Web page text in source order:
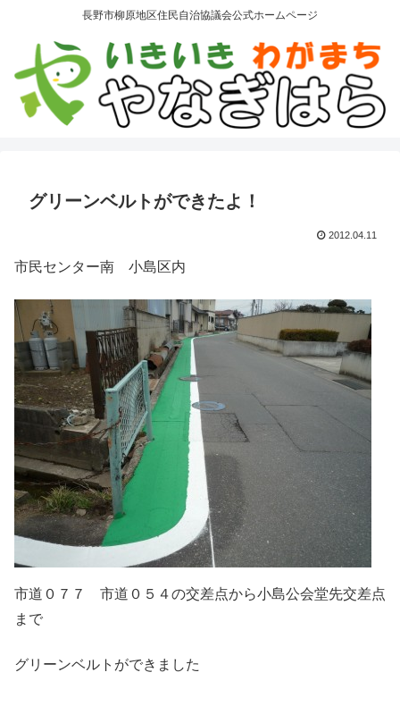
長野市柳原地区住民自治協議会公式ホームページ
グリーンベルトができたよ！
2012.04.11
市民センター南 小島区内
市道０７７ 市道０５４の交差点から小島公会堂先交差点
まで
グリーンベルトができました